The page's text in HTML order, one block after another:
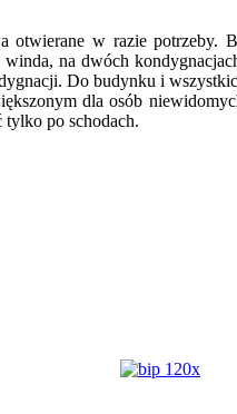
otwierane w razie
na dwóch
Do budynku i
dla osób
tylko po schodach.